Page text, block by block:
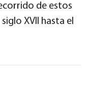
de estos
XVII hasta el